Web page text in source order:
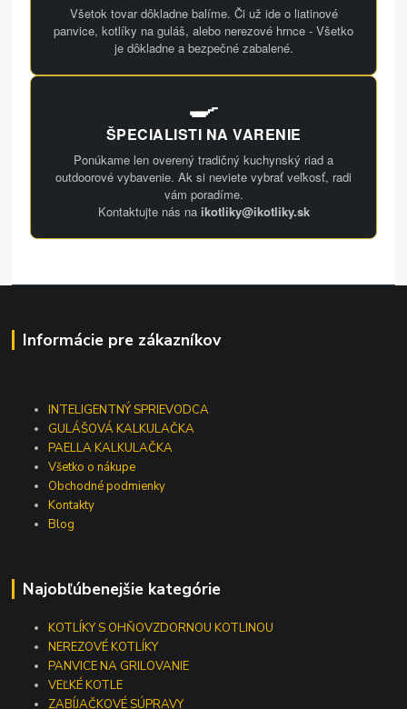
Všetok tovar dôkladne balíme. Či už ide o liatinové
panvice, kotlíky na guláš, alebo nerezové hrnce - Všetko
je dôkladne a bezpečné zabalené.
🍳
ŠPECIALISTI NA VARENIE
Ponúkame len overený tradičný kuchynský riad a
outdoorové vybavenie. Ak si neviete vybrať veľkosť, radi
vám poradíme.
Kontaktujte nás na ikotliky@ikotliky.sk
Informácie pre zákazníkov
INTELIGENTNÝ SPRIEVODCA
GULÁŠOVÁ KALKULAČKA
PAELLA KALKULAČKA
Všetko o nákupe
Obchodné podmienky
Kontakty
Blog
Najobľúbenejšie kategórie
KOTLÍKY S OHŇOVZDORNOU KOTLINOU
NEREZOVÉ KOTLÍKY
PANVICE NA GRILOVANIE
VEĽKÉ KOTLE
ZABÍJAČKOVÉ SÚPRAVY